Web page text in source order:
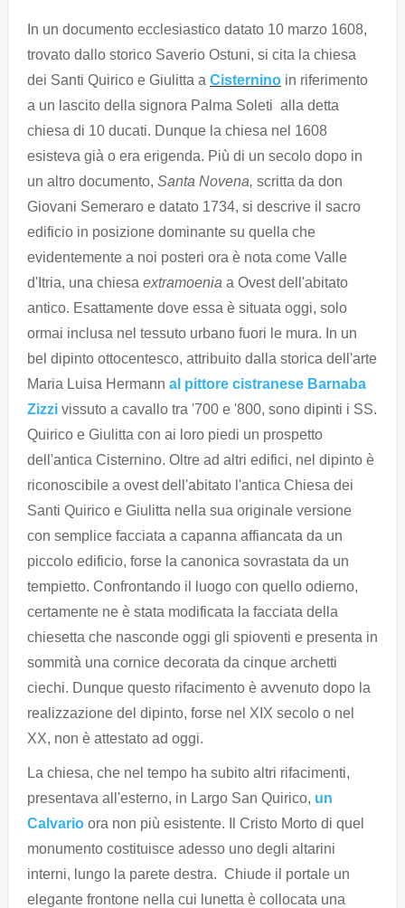
In un documento ecclesiastico datato 10 marzo 1608,
trovato dallo storico Saverio Ostuni, si cita la chiesa
dei Santi Quirico e Giulitta a Cisternino in riferimento
a un lascito della signora Palma Soleti alla detta
chiesa di 10 ducati. Dunque la chiesa nel 1608
esisteva già o era erigenda. Più di un secolo dopo in
un altro documento, Santa Novena, scritta da don
Giovani Semeraro e datato 1734, si descrive il sacro
edificio in posizione dominante su quella che
evidentemente a noi posteri ora è nota come Valle
d'Itria, una chiesa extramoenia a Ovest dell'abitato
antico. Esattamente dove essa è situata oggi, solo
ormai inclusa nel tessuto urbano fuori le mura. In un
bel dipinto ottocentesco, attribuito dalla storica dell'arte
Maria Luisa Hermann al pittore cistranese Barnaba
Zizzi vissuto a cavallo tra '700 e '800, sono dipinti i SS.
Quirico e Giulitta con ai loro piedi un prospetto
dell'antica Cisternino. Oltre ad altri edifici, nel dipinto è
riconoscibile a ovest dell'abitato l'antica Chiesa dei
Santi Quirico e Giulitta nella sua originale versione
con semplice facciata a capanna affiancata da un
piccolo edificio, forse la canonica sovrastata da un
tempietto. Confrontando il luogo con quello odierno,
certamente ne è stata modificata la facciata della
chiesetta che nasconde oggi gli spioventi e presenta in
sommità una cornice decorata da cinque archetti
ciechi. Dunque questo rifacimento è avvenuto dopo la
realizzazione del dipinto, forse nel XIX secolo o nel
XX, non è attestato ad oggi.
La chiesa, che nel tempo ha subito altri rifacimenti,
presentava all'esterno, in Largo San Quirico, un
Calvario ora non più esistente. Il Cristo Morto di quel
monumento costituisce adesso uno degli altarini
interni, lungo la parete destra. Chiude il portale un
elegante frontone nella cui lunetta è collocata una